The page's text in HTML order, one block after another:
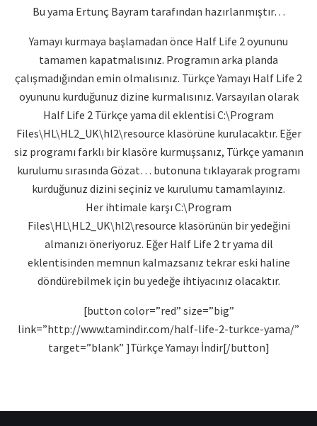
Bu yama Ertunç Bayram tarafından hazırlanmıştır…
Yamayı kurmaya başlamadan önce Half Life 2 oyununu
tamamen kapatmalısınız. Programın arka planda
çalışmadığından emin olmalısınız. Türkçe Yamayı Half Life 2
oyununu kurduğunuz dizine kurmalısınız. Varsayılan olarak
Half Life 2 Türkçe yama dil eklentisi C:\Program
Files\HL\HL2_UK\hl2\resource klasörüne kurulacaktır. Eğer
siz programı farklı bir klasöre kurmuşsanız, Türkçe yamanın
kurulumu sırasında Gözat… butonuna tıklayarak programı
kurduğunuz dizini seçiniz ve kurulumu tamamlayınız.
Her ihtimale karşı C:\Program
Files\HL\HL2_UK\hl2\resource klasörünün bir yedeğini
almanızı öneriyoruz. Eğer Half Life 2 tr yama dil
eklentisinden memnun kalmazsanız tekrar eski haline
döndürebilmek için bu yedeğe ihtiyacınız olacaktır.
[button color=”red” size=”big”
link=”http://www.tamindir.com/half-life-2-turkce-yama/”
target=”blank” ]Türkçe Yamayı İndir[/button]